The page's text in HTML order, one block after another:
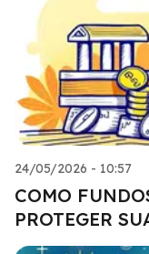
24/05/2026 - 10:57
COMO
PROTEGER